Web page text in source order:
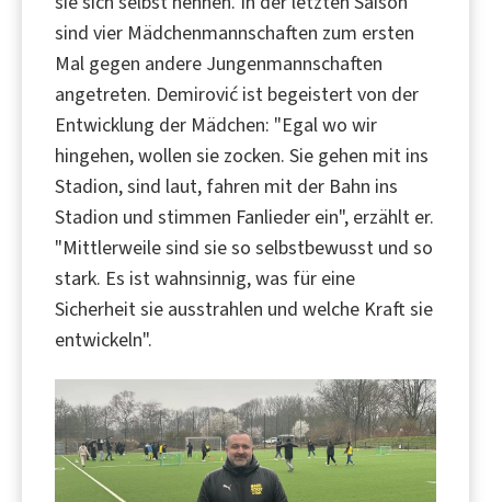
sind vier Mädchenmannschaften zum ersten
Mal gegen andere Jungenmannschaften
angetreten. Demirović ist begeistert von der
Entwicklung der Mädchen: "Egal wo wir
hingehen, wollen sie zocken. Sie gehen mit ins
Stadion, sind laut, fahren mit der Bahn ins
Stadion und stimmen Fanlieder ein", erzählt er.
"Mittlerweile sind sie so selbstbewusst und so
stark. Es ist wahnsinnig, was für eine
Sicherheit sie ausstrahlen und welche Kraft sie
entwickeln".